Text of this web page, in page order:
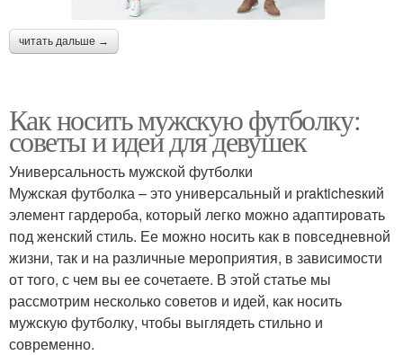
читать дальше →
Как носить мужскую футболку:
советы и идеи для девушек
Универсальность мужской футболки
Мужская футболка – это универсальный и praktichesкий
элемент гардероба, который легко можно адаптировать
под женский стиль. Ее можно носить как в повседневной
жизни, так и на различные мероприятия, в зависимости
от того, с чем вы ее сочетаете. В этой статье мы
рассмотрим несколько советов и идей, как носить
мужскую футболку, чтобы выглядеть стильно и
современно.